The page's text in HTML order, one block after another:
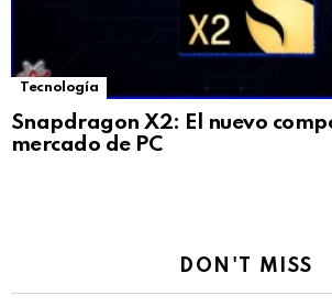
Tecnología
Snapdragon X2: El nuevo
mercado de PC
DON'T MISS